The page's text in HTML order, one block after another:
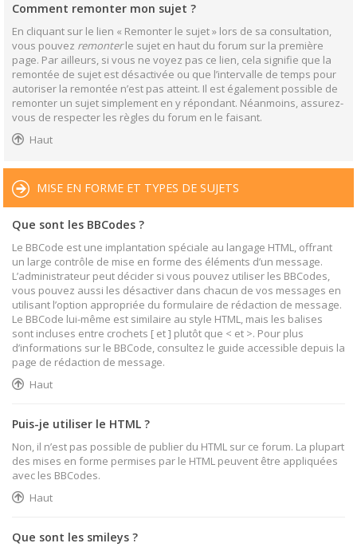
Comment remonter mon sujet ?
En cliquant sur le lien « Remonter le sujet » lors de sa consultation,
vous pouvez remonterle sujet en haut du forum sur la première
page. Par ailleurs, si vous ne voyez pas ce lien, cela signifie que la
remontée de sujet est désactivée ou que l’intervalle de temps pour
autoriser la remontée n’est pas atteint. Il est également possible de
remonter un sujet simplement en y répondant. Néanmoins, assurez-
vous de respecter les règles du forum en le faisant.
Haut
MISE EN FORME ET TYPES DE SUJETS
Que sont les BBCodes ?
Le BBCode est une implantation spéciale au langage HTML, offrant
un large contrôle de mise en forme des éléments d’un message.
L’administrateur peut décider si vous pouvez utiliser les BBCodes,
vous pouvez aussi les désactiver dans chacun de vos messages en
utilisant l’option appropriée du formulaire de rédaction de message.
Le BBCode lui-même est similaire au style HTML, mais les balises
sont incluses entre crochets [ et ] plutôt que < et >. Pour plus
d’informations sur le BBCode, consultez le guide accessible depuis la
page de rédaction de message.
Haut
Puis-je utiliser le HTML ?
Non, il n’est pas possible de publier du HTML sur ce forum. La plupart
des mises en forme permises par le HTML peuvent être appliquées
avec les BBCodes.
Haut
Que sont les smileys ?